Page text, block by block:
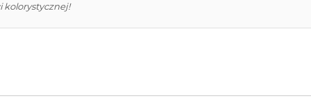
kolorystycznej!